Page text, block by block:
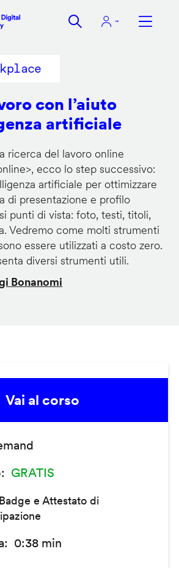
con l’aiuto
artificiale
ricerca del lavoro online
>, ecco lo step successivo:
artificiale per ottimizzare
di presentazione e profilo
punti di vista: foto, testi, titoli,
Vedremo come molti strumenti
essere utilizzati a costo zero.
diversi strumenti utili.
Bonanomi
Vai al corso
GRATIS
e Attestato di
0:38 min